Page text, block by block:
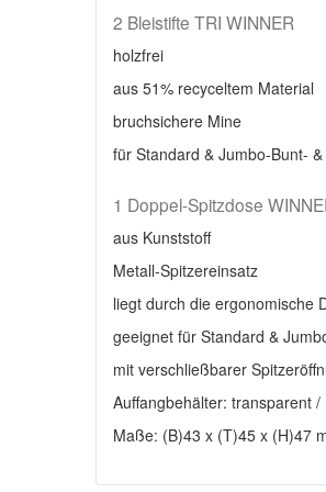
2 Bleistifte TRI WINNER
holzfrei
aus 51% recyceltem Material
bruchsichere Mine
für Standard & Jumbo-Bunt-
1 Doppel-Spitzdose
aus Kunststoff
Metall-Spitzereinsatz
liegt durch die ergonomische
geeignet für Standard &
mit verschließbarer
Auffangbehälter: transparent /
Maße: (B)43 x (T)45 x (H)47